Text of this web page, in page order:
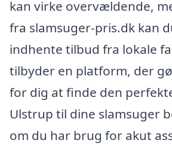
kan virke overvældende,
fra slamsuger-pris.dk kan
indhente tilbud fra lokale
tilbyder en platform, der
for dig at finde den
Ulstrup til dine slamsuger
om du har brug for akut